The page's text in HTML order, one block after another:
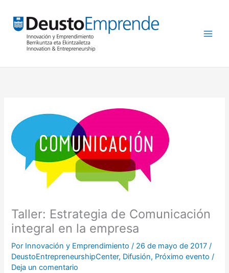
contenido
Taller: Estrategia de Comunicación
integral en la empresa
Por Innovación y Emprendimiento / 26 de mayo de 2017 /
DeustoEntrepreneurshipCenter, Difusión, Próximo evento /
Deja un comentario